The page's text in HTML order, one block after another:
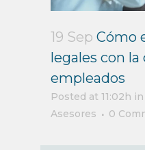
19 Sep Cómo
legales con
empleados
Posted at 11:02h in
Asesores
0